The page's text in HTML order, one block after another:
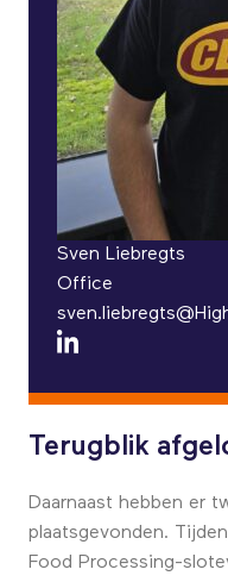
Sven Liebregts
Office
Terugblik
Daarnaast hebben er
plaatsgevonden.
Food Processing-